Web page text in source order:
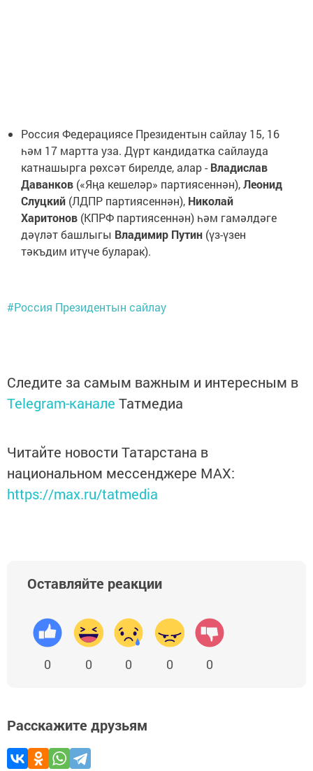
Россия Федерациясе Президентын сайлау 15, 16
һәм 17 мартта уза. Дүрт кандидатка сайлауда
катнашырга рөхсәт бирелде, алар - Владислав
Даванков («Яңа кешеләр» партиясеннән),Леонид
Слуцкий (ЛДПР партиясеннән), Николай
Харитонов (КПРФ партиясеннән) һәм гамәлдәге
дәүләт башлыгы Владимир Путин (үз-үзен
тәкъдим итүче буларак).
#Россия Президентын сайлау
Следите за самым важным и интересным в
Telegram-канале Татмедиа
Читайте новости Татарстана в
национальном мессенджере MАХ:
https://max.ru/tatmedia
Оставляйте реакции
0 0 0 0 0
Расскажите друзьям